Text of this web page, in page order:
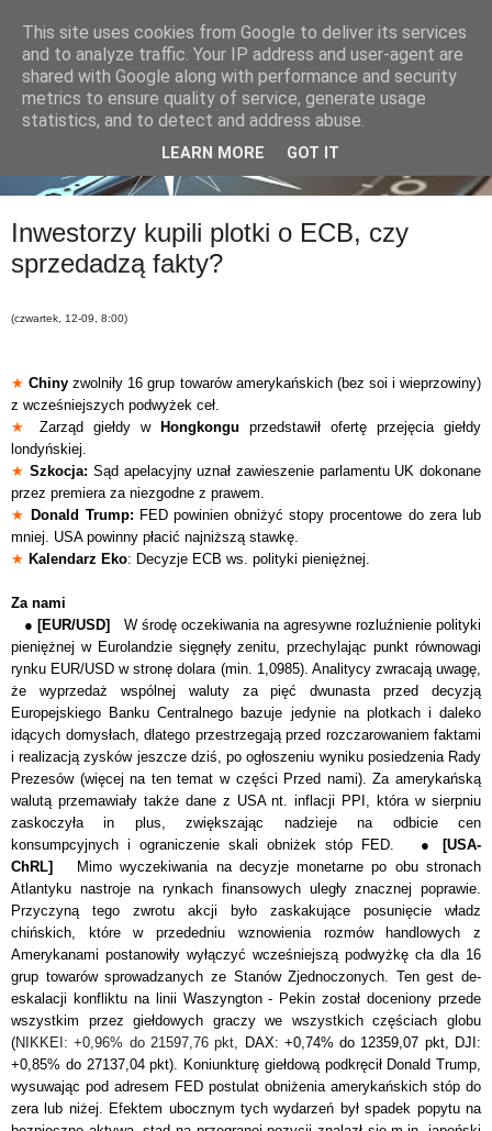
Inwestorzy kupili plotki o ECB, czy
sprzedadzą fakty?
(czwartek, 12-09, 8:00)
★ Chinyzwolniły 16 grup towarów amerykańskich (bez soi i wieprzowiny)
z wcześniejszych podwyżek ceł.
★
Zarząd giełdy w Hongkongu przedstawił ofertę przejęcia giełdy
londyńskiej.
★ Szkocja:Sąd apelacyjny uznał zawieszenie parlamentu UK dokonane
przez premiera za niezgodne z prawem.
★ Donald Trump: FED powinien obniżyć stopy procentowe do zera lub
mniej. USA powinny płacić najniższą stawkę.
★ Kalendarz Eko: Decyzje ECB ws. polityki pieniężnej.
Za nami
●[EUR/USD] W środę oczekiwania na agresywne rozluźnienie polityki
pieniężnej w Eurolandzie sięgnęły zenitu, przechylając punkt równowagi
rynku EUR/USD w stronę dolara (min. 1,0985). Analitycy zwracają uwagę,
że wyprzedaż wspólnej waluty za pięć dwunasta przed decyzją
Europejskiego Banku Centralnego bazuje jedynie na plotkach i daleko
idących domysłach, dlatego przestrzegają przed rozczarowaniem faktami
i realizacją zysków jeszcze dziś, po ogłoszeniu wyniku posiedzenia Rady
Prezesów (więcej na ten temat w części Przed nami). Za amerykańską
walutą przemawiały także dane z USA nt. inflacji PPI, która w sierpniu
zaskoczyła in plus, zwiększając nadzieje na odbicie cen
konsumpcyjnych i ograniczenie skali obniżek stóp FED. ● [USA-
ChRL] Mimo wyczekiwania na decyzje monetarne po obu stronach
Atlantyku nastroje na rynkach finansowych uległy znacznej poprawie.
Przyczyną tego zwrotu akcji było zaskakujące posunięcie władz
chińskich, które w przededniu wznowienia rozmów handlowych z
Amerykanami postanowiły wyłączyć wcześniejszą podwyżkę cła dla 16
grup towarów sprowadzanych ze Stanów Zjednoczonych. Ten gest de-
eskalacji konfliktu na linii Waszyngton - Pekin został doceniony przede
wszystkim przez giełdowych graczy we wszystkich częściach globu
(NIKKEI: +0,96% do 21597,76 pkt, DAX: +0,74% do 12359,07 pkt, DJI:
+0,85% do 27137,04 pkt). Koniunkturę giełdową podkręcił Donald Trump,
wysuwając pod adresem FED postulat obniżenia amerykańskich stóp do
zera lub niżej. Efektem ubocznym tych wydarzeń był spadek popytu na
This site uses cookies from Google to deliver its services
and to analyze traffic. Your IP address and user-agent are
shared with Google along with performance and security
metrics to ensure quality of service, generate usage
statistics, and to detect and address abuse.
LEARN MORE GOT IT